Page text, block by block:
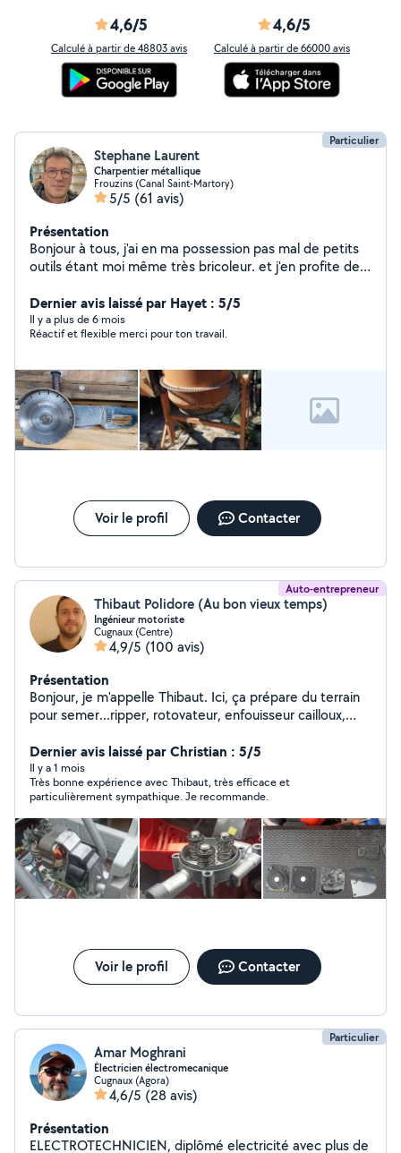
4,6/5
Calculé à partir de 48803 avis
4,6/5
Calculé à partir de 66000 avis
Particulier
Stephane Laurent
Charpentier métallique
Frouzins (Canal Saint-Martory)
5/5 (61 avis)
Présentation
Bonjour à tous, j'ai en ma possession pas mal de petits
outils étant moi même très bricoleur. et j'en profite de
perceuse, perforateur, visseuse , bétonnière électrique
Dernier avis laissé par Hayet : 5/5
Il y a plus de 6 mois
Réactif et flexible merci pour ton travail.
Voir le profil Contacter
Auto-entrepreneur
Thibaut Polidore (Au bon vieux temps)
Ingénieur motoriste
Cugnaux (Centre)
4,9/5 (100 avis)
Présentation
Bonjour, je m'appelle Thibaut. Ici, ça prépare du terrain
pour semer...ripper, rotovateur, enfouisseur cailloux,
un moteur de préférence.
Dernier avis laissé par Christian : 5/5
Il y a 1 mois
Très bonne expérience avec Thibaut, très efficace et
particulièrement sympathique. Je recommande.
Voir le profil Contacter
Particulier
Amar Moghrani
Électricien électromecanique
Cugnaux (Agora)
4,6/5 (28 avis)
Présentation
ELECTROTECHNICIEN, diplômé electricité avec plus de